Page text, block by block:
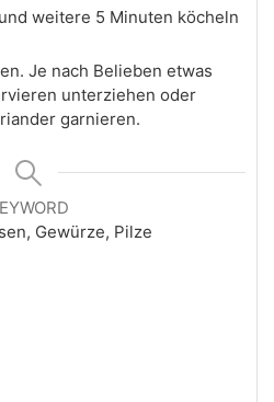
weitere 5 Minuten köcheln
Je nach Belieben etwas
unterziehen oder
garnieren.
Gewürze, Pilze